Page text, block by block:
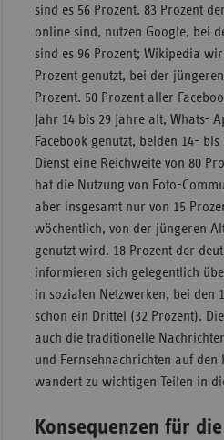
sind es 56 Prozent. 83 Prozent
online sind, nutzen Google, bei
sind es 96 Prozent; Wikipedia
Prozent genutzt, bei der
Prozent. 50 Prozent aller
Jahr 14 bis 29 Jahre alt, Whats-
Facebook genutzt, beiden 14-
Dienst eine Reichweite von 80
hat die Nutzung von Foto-
aber insgesamt nur von 15
wöchentlich, von der jüngeren
genutzt wird. 18 Prozent der
informieren sich gelegentlich
in sozialen Netzwerken, bei den
schon ein Drittel (32 Prozent).
auch die traditionelle
und Fernsehnachrichten auf
wandert zu wichtigen Teilen in
Konsequenzen für die